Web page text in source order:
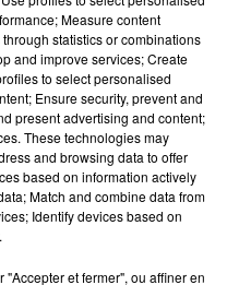
FAUT SAVOIR
Measure content
statistics or combinations
and improve services; Create
to select personalised
Ensure security, prevent and
present advertising and content;
These technologies may
and browsing data to offer
based on information actively
Match and combine data from
Identify devices based on
et fermer", ou affiner en